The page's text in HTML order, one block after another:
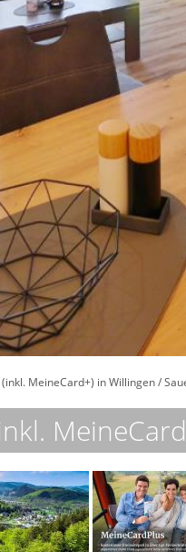
MeineCard+) in Willingen /